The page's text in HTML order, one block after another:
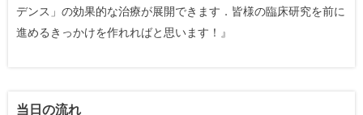
デンス」の効果的な治療が展開できます．皆様の臨床研究を前に
進めるきっかけを作れればと思います！』
当日の流れ